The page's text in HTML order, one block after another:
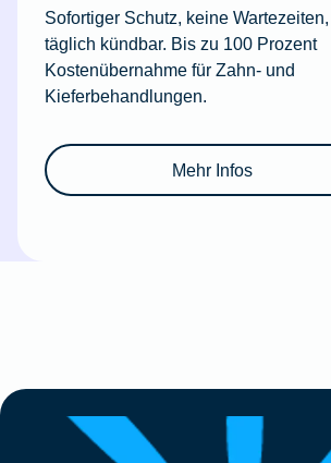
Sofortiger Schutz, keine Wartezeiten,
täglich kündbar. Bis zu 100 Prozent
Kostenübernahme für Zahn- und
Kieferbehandlungen.
Mehr Infos